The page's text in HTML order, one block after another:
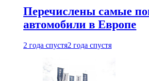
Перечислены самые
автомобили в Европе
2 года спустя2 года спустя